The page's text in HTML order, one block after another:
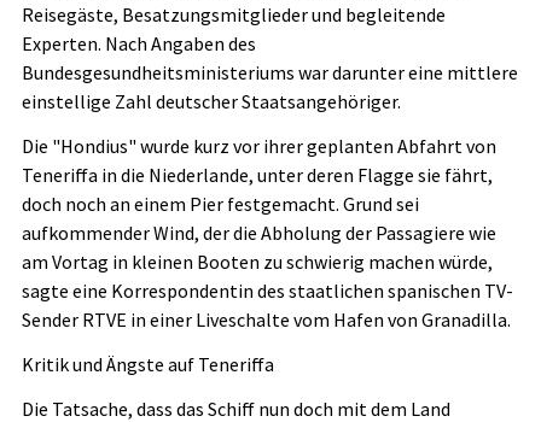
Reisegäste, Besatzungsmitglieder und begleitende
Experten. Nach Angaben des
Bundesgesundheitsministeriums war darunter eine mittlere
einstellige Zahl deutscher Staatsangehöriger.
Die "Hondius" wurde kurz vor ihrer geplanten Abfahrt von
Teneriffa in die Niederlande, unter deren Flagge sie fährt,
doch noch an einem Pier festgemacht. Grund sei
aufkommender Wind, der die Abholung der Passagiere wie
am Vortag in kleinen Booten zu schwierig machen würde,
sagte eine Korrespondentin des staatlichen spanischen TV-
Sender RTVE in einer Liveschalte vom Hafen von Granadilla.
Kritik und Ängste auf Teneriffa
Die Tatsache, dass das Schiff nun doch mit dem Land